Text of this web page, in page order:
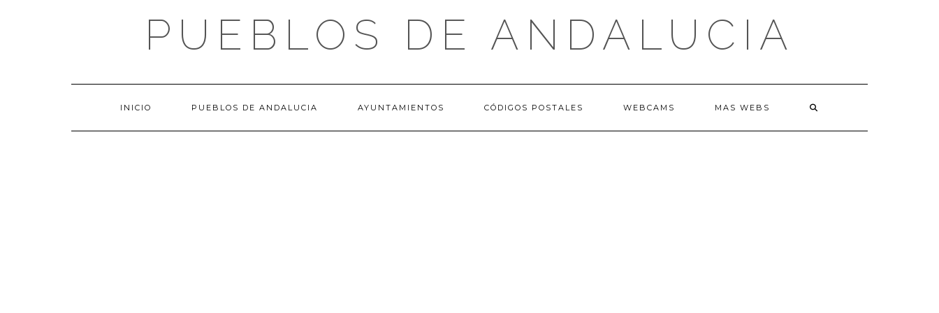
PUEBLOS DE ANDALUCIA
INICIO PUEBLOS DE ANDALUCIA AYUNTAMIENTOS CÓDIGOS POSTALES WEBCAMS MAS WEBS